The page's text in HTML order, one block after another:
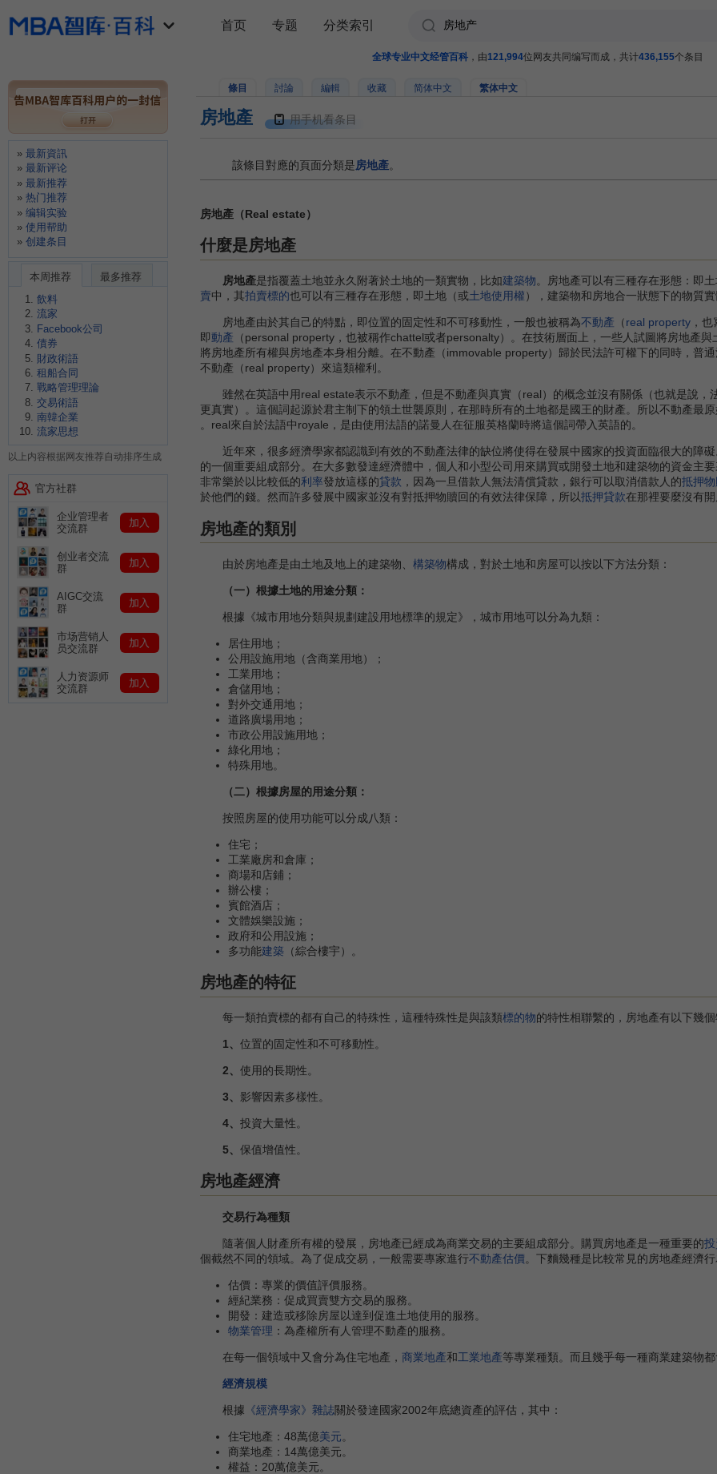
全球专业中文经管百科 ，由121,994位网友共同编写而成，共计436,155个条目
條目 討論 編輯 收藏 简体中文 繁体中文
房地產 用手机看条目
該條目對應的頁面分類是房地產。
房地產（Real estate）
什麼是房地產
房地產是指覆蓋土地並永久附著於土地的一類實物，比如建築物。房地產可以有三種存在形態：即
賣中，其拍賣標的也可以有三種存在形態，即土地（或土地使用權），建築物和房地合一狀態下的物質實
房地產由於其自己的特點，即位置的固定性和不可移動性，一般也被稱為不動產 （real property ，
即動產 （personal property，也被稱作chattel或者personalty）。在技術層面上，一些人試圖將房地產
將房地產所有權與房地產本身相分離。在不動產（immovable property）歸於民法許可權下的同時，普
不動產（real property）來這類權利。
雖然在英語中用real estate表示不動產，但是不動產與真實（real）的概念並沒有關係（也就是說，
更真實）。這個詞起源於君主制下的領土世襲原則，在那時所有的土地都是國王的財產。所以不動產最
。real來自於法語中royale，是由使用法語的諾曼人在征服英格蘭時將這個詞帶入英語的。
近年來，很多經濟學家都認識到有效的不動產法律的缺位將使得在發展中國家的投資面臨很大的障
的一個重要組成部分。在大多數發達經濟體中，個人和小型公司用來購買或開發土地和建築物的資金主
非常樂於以比較低的利率發放這樣的貸款 ，因為一旦借款人無法清償貸款，銀行可以取消借款人的抵押物
於他們的錢。然而許多發展中國家並沒有對抵押物贖回的有效法律保障，所以抵押貸款在那裡要麼沒有
房地產的類別
由於房地產是由土地及地上的建築物、 構築物構成，對於土地和房屋可以按以下方法分類：
（一）根據土地的用途分類：
根據《城市用地分類與規劃建設用地標準的規定》，城市用地可以分為九類：
居住用地；
公用設施用地（含商業用地）；
工業用地；
倉儲用地；
對外交通用地；
道路廣場用地；
市政公用設施用地；
綠化用地；
特殊用地。
（二）根據房屋的用途分類：
按照房屋的使用功能可以分成八類：
住宅；
工業廠房和倉庫；
商場和店鋪；
辦公樓；
賓館酒店；
文體娛樂設施；
政府和公用設施；
多功能建築 （綜合樓宇）。
房地產的特征
每一類拍賣標的都有自己的特殊性，這種特殊性是與該類標的物的特性相聯繫的，房地產有以下幾個
1、 位置的固定性和不可移動性。
2、 使用的長期性。
3、 影響因素多樣性。
4、 投資大量性。
5、 保值增值性。
房地產經濟
交易行為種類
隨著個人財產所有權的發展，房地產已經成為商業交易的主要組成部分。購買房地產是一種重要的
個截然不同的領域。為了促成交易，一般需要專家進行不動產估價。下麵幾種是比較常見的房地產經濟行
估價：專業的價值評價服務。
經紀業務：促成買賣雙方交易的服務。
開發：建造或移除房屋以達到促進土地使用的服務。
物業管理 ：為產權所有人管理不動產的服務。
在每一個領域中又會分為住宅地產， 商業地產和工業地產等專業種類。而且幾乎每一種商業建築物都
經濟規模
根據 《經濟學家》雜誌關於發達國家2002年底總資產的評估，其中：
住宅地產：48萬億美元。
商業地產：14萬億美元。
權益：20萬億美元。
首页 专题 分类索引
最新資訊
最新评论
最新推荐
热门推荐
编辑实验
使用帮助
创建条目
本周推荐
最多推荐
飲料
流家
Facebook公司
債券
財政術語
租船合同
戰略管理理論
交易術語
南韓企業
流家思想
以上内容根据网友推荐自动排序生成
官方社群
企业管理者
交流群
加入
创业者交流
群
加入
AIGC交流
群
加入
市场营销人
员交流群
加入
人力资源师
交流群
加入